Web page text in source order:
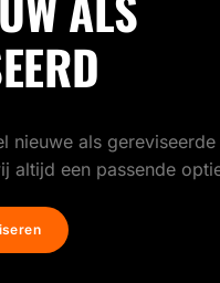
nieuwe als gereviseerde
altijd een passende